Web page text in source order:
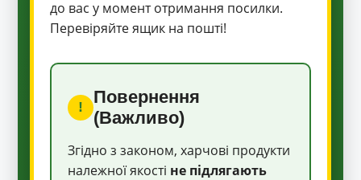
до вас у момент отримання посилки.
Перевіряйте ящик на пошті!
!
Повернення
(Важливо)
Згідно з законом, харчові продукти
належної якості не підлягають